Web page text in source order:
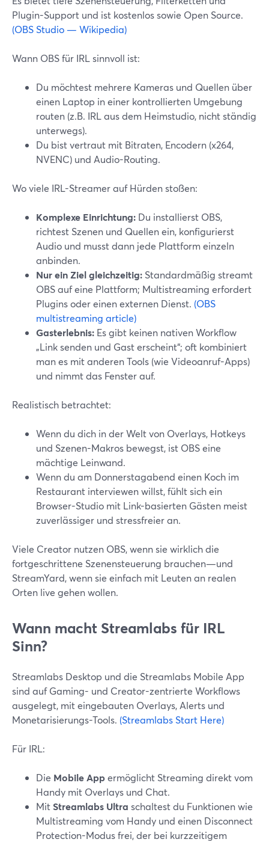
Plugin-Support und ist kostenlos sowie Open Source.
(OBS Studio — Wikipedia)
Wann OBS für IRL sinnvoll ist:
Du möchtest mehrere Kameras und Quellen über
einen Laptop in einer kontrollierten Umgebung
routen (z.B. IRL aus dem Heimstudio, nicht ständig
unterwegs).
Du bist vertraut mit Bitraten, Encodern (x264,
NVENC) und Audio-Routing.
Wo viele IRL-Streamer auf Hürden stoßen:
Komplexe Einrichtung: Du installierst OBS,
richtest Szenen und Quellen ein, konfigurierst
Audio und musst dann jede Plattform einzeln
anbinden.
Nur ein Ziel gleichzeitig: Standardmäßig streamt
OBS auf eine Plattform; Multistreaming erfordert
Plugins oder einen externen Dienst. (OBS
multistreaming article)
Gasterlebnis: Es gibt keinen nativen Workflow
„Link senden und Gast erscheint“; oft kombiniert
man es mit anderen Tools (wie Videoanruf-Apps)
und nimmt das Fenster auf.
Realistisch betrachtet:
Wenn du dich in der Welt von Overlays, Hotkeys
und Szenen-Makros bewegst, ist OBS eine
mächtige Leinwand.
Wenn du am Donnerstagabend einen Koch im
Restaurant interviewen willst, fühlt sich ein
Browser-Studio mit Link-basierten Gästen meist
zuverlässiger und stressfreier an.
Viele Creator nutzen OBS, wenn sie wirklich die
fortgeschrittene Szenensteuerung brauchen—und
StreamYard, wenn sie einfach mit Leuten an realen
Orten live gehen wollen.
Wann macht Streamlabs für IRL
Sinn?
Streamlabs Desktop und die Streamlabs Mobile App
sind auf Gaming- und Creator-zentrierte Workflows
ausgelegt, mit eingebauten Overlays, Alerts und
Monetarisierungs-Tools. (Streamlabs Start Here)
Für IRL:
Die Mobile Appermöglicht Streaming direkt vom
Handy mit Overlays und Chat.
MitStreamlabs Ultra schaltest du Funktionen wie
Multistreaming vom Handy und einen Disconnect
Protection-Modus frei, der bei kurzzeitigem